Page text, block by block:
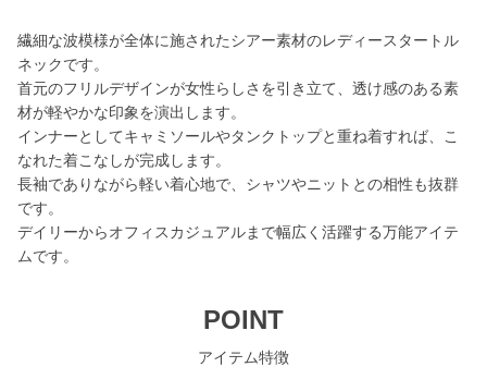
繊細な波模様が全体に施されたシアー素材のレディースタートル
ネックです。
首元のフリルデザインが女性らしさを引き立て、透け感のある素
材が軽やかな印象を演出します。
インナーとしてキャミソールやタンクトップと重ね着すれば、こ
なれた着こなしが完成します。
長袖でありながら軽い着心地で、シャツやニットとの相性も抜群
です。
デイリーからオフィスカジュアルまで幅広く活躍する万能アイテ
ムです。
POINT
アイテム特徴